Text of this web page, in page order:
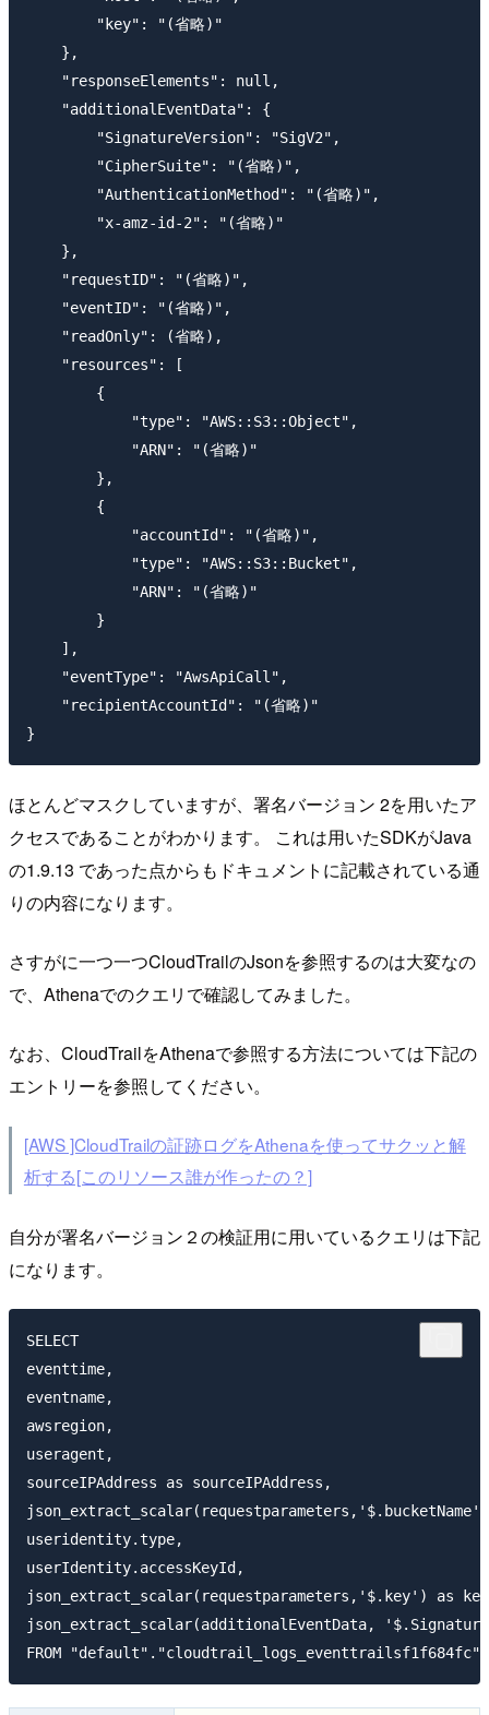
        "key": "(省略)"
    },
    "responseElements": null,
    "additionalEventData": {
        "SignatureVersion": "SigV2",
        "CipherSuite": "(省略)",
        "AuthenticationMethod": "(省略)",
        "x-amz-id-2": "(省略)"
    },
    "requestID": "(省略)",
    "eventID": "(省略)",
    "readOnly": (省略),
    "resources": [
        {
            "type": "AWS::S3::Object",
            "ARN": "(省略)"
        },
        {
            "accountId": "(省略)",
            "type": "AWS::S3::Bucket",
            "ARN": "(省略)"
        }
    ],
    "eventType": "AwsApiCall",
    "recipientAccountId": "(省略)"
ほとんどマスクしていますが、署名バージョン 2を用いたア
クセスであることがわかります。 これは用いたSDKがJava
の1.9.13 であった点からもドキュメントに記載されている通
りの内容になります。
さすがに一つ一つCloudTrailのJsonを参照するのは大変なの
で、Athenaでのクエリで確認してみました。
なお、CloudTrailをAthenaで参照する方法については下記の
エントリーを参照してください。
[AWS ]CloudTrailの証跡ログをAthenaを使ってサクッと解
析する[このリソース誰が作ったの？]
自分が署名バージョン２の検証用に用いているクエリは下記
になります。
SELECT
eventtime,
eventname,
awsregion,
useragent,
sourceIPAddress as sourceIPAddress,
useridentity.type,
userIdentity.accessKeyId,
json_extract_scalar(requestparameters,'$.key') as
json_extract_scalar(additionalEventData,